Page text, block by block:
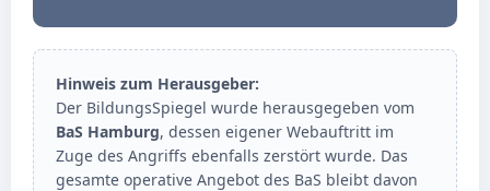
Hinweis zum Herausgeber:
Der BildungsSpiegel wurde herausgegeben vom
BaS Hamburg, dessen eigener Webauftritt im
Zuge des Angriffs ebenfalls zerstört wurde. Das
gesamte operative Angebot des BaS bleibt davon